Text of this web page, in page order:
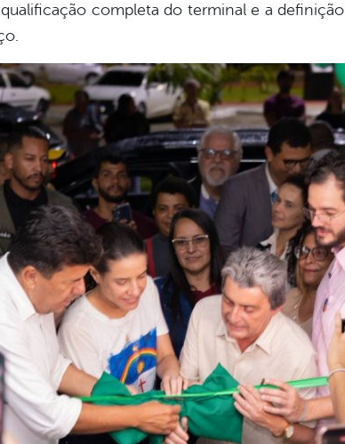
completa do terminal e a